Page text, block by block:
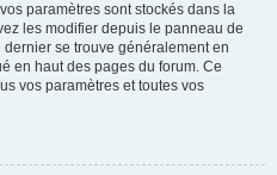
paramètres sont stockés dans la
les modifier depuis le panneau de
se trouve généralement en
en haut des pages du forum. Ce
vos paramètres et toutes vos